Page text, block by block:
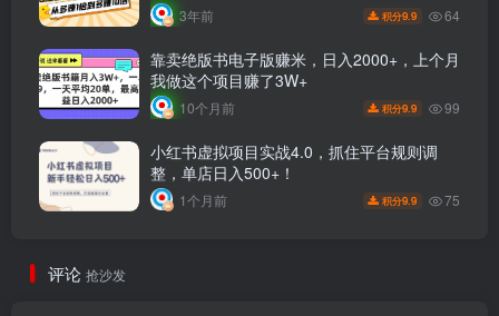
3年前 积分9.9 64
靠卖绝版书电子版赚米，日入2000+，上个月
我做这个项目赚了3W+
10个月前 积分9.9 99
小红书虚拟项目实战4.0，抓住平台规则调
整，单店日入500+！
1个月前 积分9.9 75
评论 抢沙发